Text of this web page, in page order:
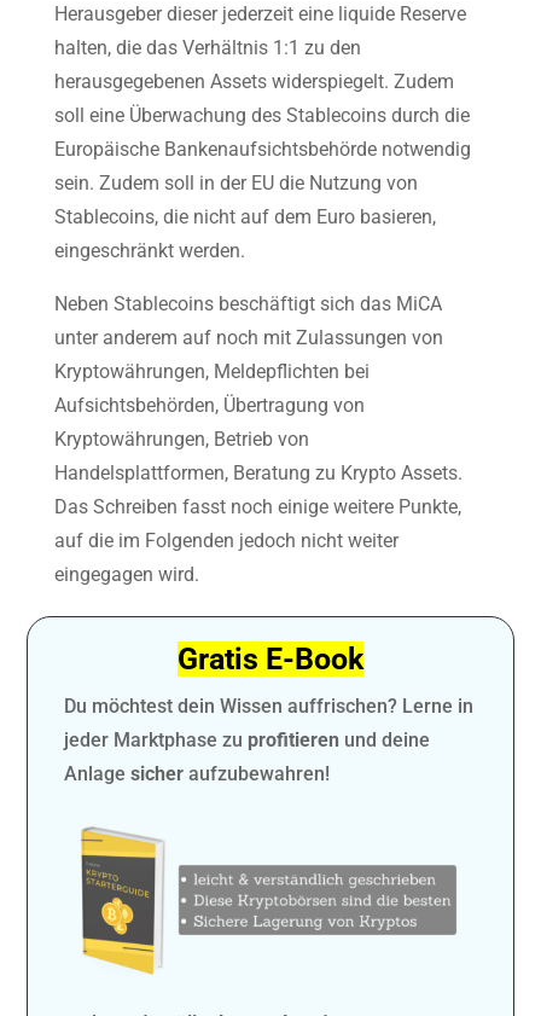
Herausgeber dieser jederzeit eine liquide Reserve
halten, die das Verhältnis 1:1 zu den
herausgegebenen Assets widerspiegelt. Zudem
soll eine Überwachung des Stablecoins durch die
Europäische Bankenaufsichtsbehörde notwendig
sein. Zudem soll in der EU die Nutzung von
Stablecoins, die nicht auf dem Euro basieren,
eingeschränkt werden.
Neben Stablecoins beschäftigt sich das MiCA
unter anderem auf noch mit Zulassungen von
Kryptowährungen, Meldepflichten bei
Aufsichtsbehörden, Übertragung von
Kryptowährungen, Betrieb von
Handelsplattformen, Beratung zu Krypto Assets.
Das Schreiben fasst noch einige weitere Punkte,
auf die im Folgenden jedoch nicht weiter
eingegagen wird.
Gratis E-Book
Du möchtest dein Wissen auffrischen? Lerne in
jeder Marktphase zu profitieren und deine
Anlagesicher aufzubewahren!